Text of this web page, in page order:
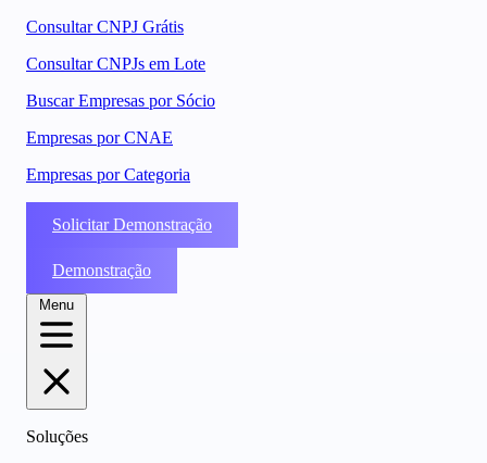
Consultar CNPJ Grátis
Consultar CNPJs em Lote
Buscar Empresas por Sócio
Empresas por CNAE
Empresas por Categoria
Solicitar Demonstração
Demonstração
Menu
Soluções